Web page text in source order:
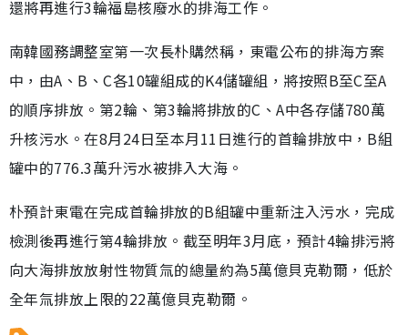
還將再進行3輪福島核廢水的排海工作。
南韓國務調整室第一次長朴購然稱，東電公布的排海方案
中，由A、B、C各10罐組成的K4儲罐組，將按照B至C至A
的順序排放。第2輪、第3輪將排放的C、A中各存儲780萬
升核污水。在8月24日至本月11日進行的首輪排放中，B組
罐中的776.3萬升污水被排入大海。
朴預計東電在完成首輪排放的B組罐中重新注入污水，完成
檢測後再進行第4輪排放。截至明年3月底，預計4輪排污將
向大海排放放射性物質氚的總量約為5萬億貝克勒爾，低於
全年氚排放上限的22萬億貝克勒爾。